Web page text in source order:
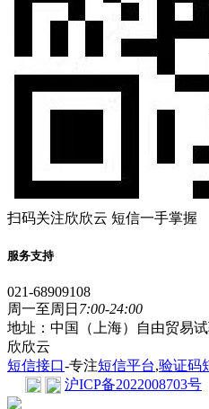
扫码关注欣欣云 短信一手掌握
服务支持
021-68909108
周一至周日 7:00-24:00
地址：中国（上海）自由贸易
欣欣云
短信接口-专注短信平台,验证码
沪ICP备2022008703号